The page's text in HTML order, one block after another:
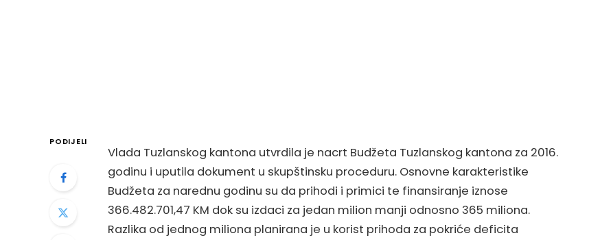
PODIJELI
Vlada Tuzlanskog kantona utvrdila je nacrt Budžeta Tuzlanskog kantona za 2016.
godinu i uputila dokument u skupštinsku proceduru. Osnovne karakteristike
Budžeta za narednu godinu su da prihodi i primici te finansiranje iznose
366.482.701,47 KM dok su izdaci za jedan milion manji odnosno 365 miliona.
Razlika od jednog miliona planirana je u korist prihoda za pokriće deficita